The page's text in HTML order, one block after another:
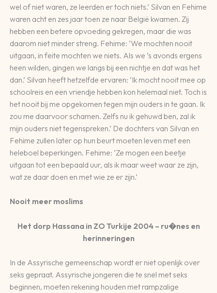
wel of niet waren, ze leerden er toch niets.’ Silvan en Fehime
waren acht en zes jaar toen ze naar België kwamen. Zij
hebben een betere opvoeding gekregen, maar die was
daarom niet minder streng. Fehime: ‘We mochten nooit
uitgaan, in feite mochten we niets. Als we ’s avonds ergens
heen wilden, gingen we langs bij een nichtje en dat was het
dan.’ Silvan heeft hetzelfde ervaren: ‘Ik mocht nooit mee op
schoolreis en een vriendje hebben kon helemaal niet. Toch is
het nooit bij me opgekomen tegen mijn ouders in te gaan. Ik
zou me daarvoor schamen. Zelfs nu ik gehuwd ben, zal ik
mijn ouders niet tegenspreken.’ De dochters van Silvan en
Fehime zullen later op hun beurt moeten leven met een
heleboel beperkingen. Fehime: ‘Ze mogen een beetje
uitgaan tot een bepaald uur, als ik maar weet waar ze zijn,
wat ze daar doen en met wie ze er zijn.’
Nooit meer moslims
Het dorp Hassana in ZO Turkije 2004 – ru�nes en
herinneringen
In de Assyrische gemeenschap wordt er niet openlijk over
seks gepraat. Assyrische jongeren die te snel met seks
beginnen, moeten rekening houden met rampzalige